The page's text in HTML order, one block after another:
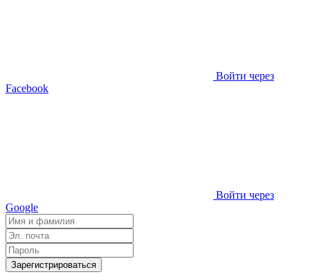
Войти через
Facebook
Войти через
Google
Зарегистрироваться